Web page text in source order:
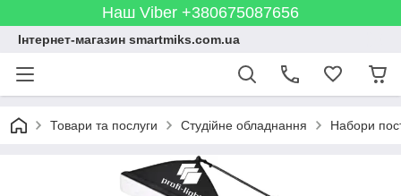
Наш Viber +380675087656
Інтернет-магазин smartmiks.com.ua
Товари та послуги Студійне обладнання Набори